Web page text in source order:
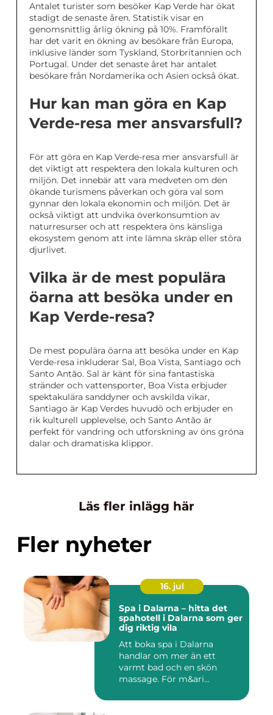
Antalet turister som besöker Kap Verde har ökat
stadigt de senaste åren. Statistik visar en
genomsnittlig årlig ökning på 10%. Framförallt
har det varit en ökning av besökare från Europa,
inklusive länder som Tyskland, Storbritannien och
Portugal. Under det senaste året har antalet
besökare från Nordamerika och Asien också ökat.
Hur kan man göra en Kap
Verde-resa mer ansvarsfull?
För att göra en Kap Verde-resa mer ansvarsfull är
det viktigt att respektera den lokala kulturen och
miljön. Det innebär att vara medveten om den
ökande turismens påverkan och göra val som
gynnar den lokala ekonomin och miljön. Det är
också viktigt att undvika överkonsumtion av
naturresurser och att respektera öns känsliga
ekosystem genom att inte lämna skräp eller störa
djurlivet.
Vilka är de mest populära
öarna att besöka under en
Kap Verde-resa?
De mest populära öarna att besöka under en Kap
Verde-resa inkluderar Sal, Boa Vista, Santiago och
Santo Antão. Sal är känt för sina fantastiska
stränder och vattensporter, Boa Vista erbjuder
spektakulära sanddyner och avskilda vikar,
Santiago är Kap Verdes huvudö och erbjuder en
rik kulturell upplevelse, och Santo Antão är
perfekt för vandring och utforskning av öns gröna
dalar och dramatiska klippor.
Läs fler inlägg här
Fler nyheter
16. jul
Spa i Dalarna – hitta det
spahotell i Dalarna som ger
dig riktig vila
Att boka spa i Dalarna
handlar om mer än ett
varmt bad och en skön
massage. För m&ari...